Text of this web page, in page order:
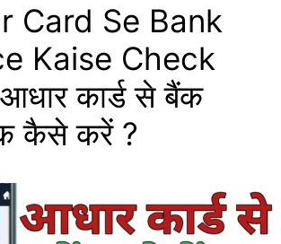
Card Se Bank
Kaise Check
कार्ड से बैंक
कैसे करें ?